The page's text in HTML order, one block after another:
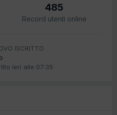
485
Record utenti online
ISCRITTO
Ieri alle 07:35